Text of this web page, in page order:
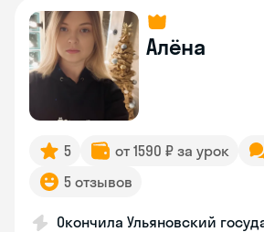
Алёна
5 от 1590 ₽ за урок
5 отзывов
Окончила Ульяновский